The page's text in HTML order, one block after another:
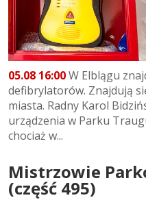
05.08 16:00W Elblągu
defibrylatorów. Znajdują
miasta. Radny Karol
urządzenia w Parku
chociaż w...
Mistrzowie
(część 495)